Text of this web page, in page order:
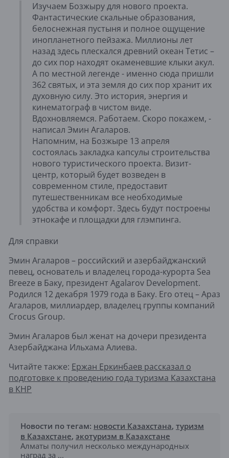
Изучаем Бозжыру для нового проекта.
Фантастические скальные образования,
белоснежная пустыня и полное ощущение
инопланетного пейзажа. Миллионы лет
назад здесь плескался древний океан Тетис –
до сих пор находят окаменевшие клыки акул.
А по местной легенде - именно сюда пришли
362 святых, и эта земля до сих пор хранит их
духовную силу. Это история, энергия и
кинематограф в чистом виде.
Вдохновляемся. Работаем. Скоро покажем, -
написал Эмин Агаларов.
Напомним, на Бозжыре 13 апреля
состоялась закладка капсулы строительства
нового туристического проекта. Визит-
центр, который будет возведен в
современном стиле, предоставит
путешественникам все необходимые
удобства и комфорт. Здесь будут построены
этнокафе и площадки для глэмпинга.
Для справки
Эмин Агаларов – российский и азербайджанский
певец, основатель и владелец города-курорта Sea
Breeze в Баку, президент Agalarov Development.
Родился 12 декабря 1979 года в Баку. Его отец – Араз
Агаларов, миллиардер, владелец группы компаний
Crocus Group.
Эмин Агаларов был женат на дочери президента
Азербайджана Ильхама Алиева.
Читайте также: Ержан Еркинбаев рассказал о
подготовке к проведению года туризма Казахстана
в КНР
Новости по тегам: новости Казахстана, туризм
в Казахстане, экотуризм в Казахстане
Алматы получил несколько международных
наград за ...